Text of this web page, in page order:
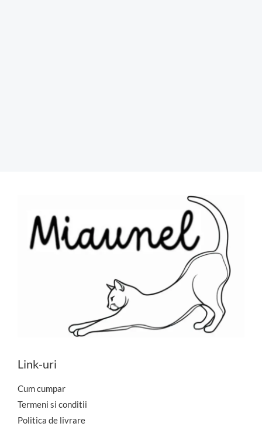
Link-uri
Cum cumpar
Termeni si conditii
Politica de livrare